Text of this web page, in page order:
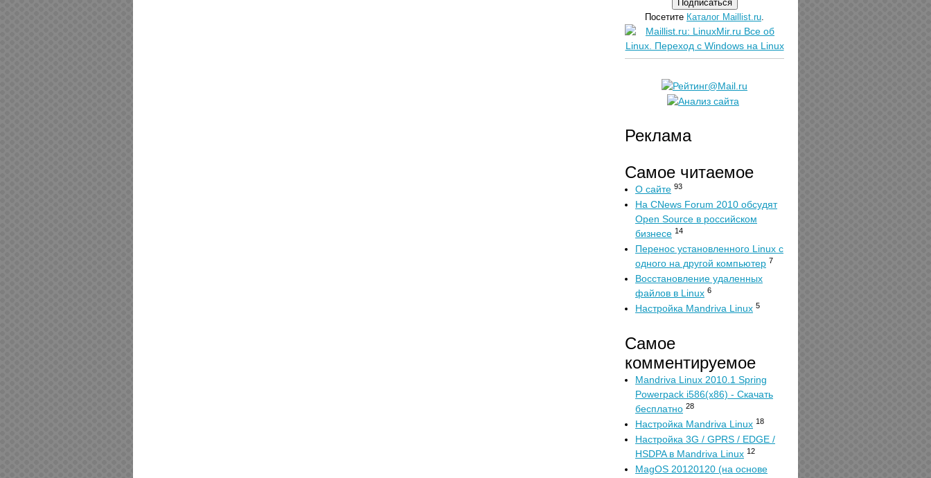
Посетите Каталог Maillist.ru.
Реклама
Самое читаемое
О сайте 93
На CNews Forum 2010 обсудят
Open Source в российском
бизнесе 14
Перенос установленного Linux с
одного на другой компьютер 7
Восстановление удаленных
файлов в Linux 6
Настройка Mandriva Linux 5
Самое
комментируемое
Mandriva Linux 2010.1 Spring
Powerpack i586(x86) - Скачать
бесплатно 28
Настройка Mandriva Linux 18
Настройка 3G / GPRS / EDGE /
HSDPA в Mandriva Linux 12
MagOS 20120120 (на основе